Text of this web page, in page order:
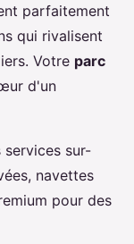
parfaitement
qui rivalisent
Votre parc
d'un
sur-
navettes
pour des